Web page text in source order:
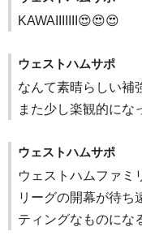
KAWAIIIIIII😍😍😍
ウェストハムサポ
なんて素晴らしい補
また少し楽観的にな
ウェストハムサポ
ウェストハムファ
リーグの開幕が待ち
ティングなものにな